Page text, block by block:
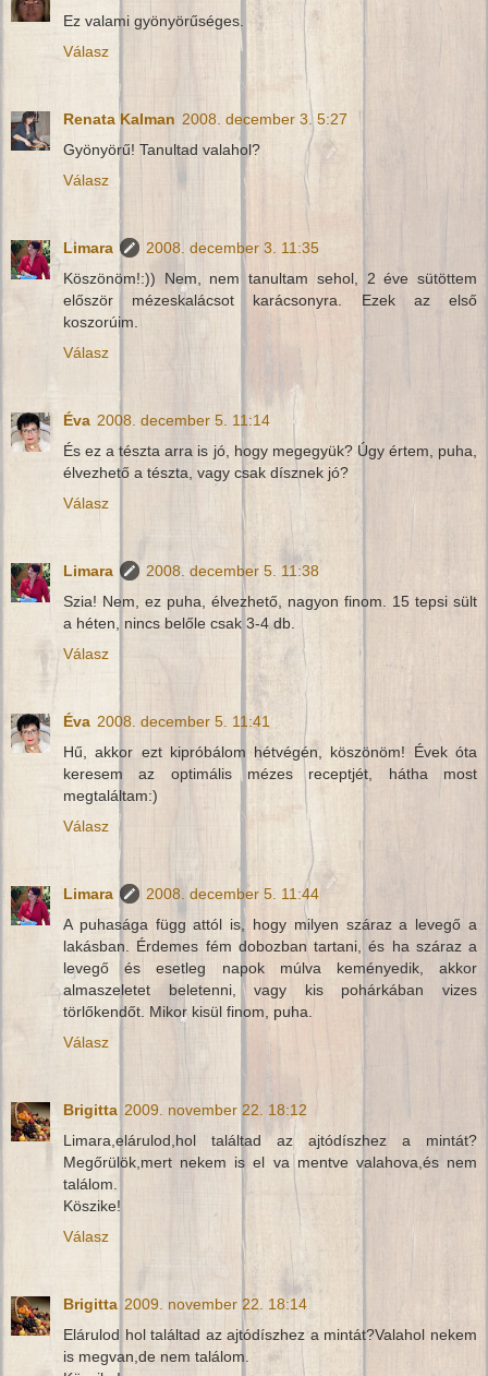
Ez valami gyönyörűséges.
Válasz
Renata Kalman 2008. december 3. 5:27
Gyönyörű! Tanultad valahol?
Válasz
Limara
2008. december 3. 11:35
Köszönöm!:)) Nem, nem tanultam sehol, 2 éve sütöttem
először mézeskalácsot karácsonyra. Ezek az első
koszorúim.
Válasz
Éva 2008. december 5. 11:14
És ez a tészta arra is jó, hogy megegyük? Úgy értem, puha,
élvezhető a tészta, vagy csak dísznek jó?
Válasz
Limara
2008. december 5. 11:38
Szia! Nem, ez puha, élvezhető, nagyon finom. 15 tepsi sült
a héten, nincs belőle csak 3-4 db.
Válasz
Éva 2008. december 5. 11:41
Hű, akkor ezt kipróbálom hétvégén, köszönöm! Évek óta
keresem az optimális mézes receptjét, hátha most
megtaláltam:)
Válasz
Limara
2008. december 5. 11:44
A puhasága függ attól is, hogy milyen száraz a levegő a
lakásban. Érdemes fém dobozban tartani, és ha száraz a
levegő és esetleg napok múlva keményedik, akkor
almaszeletet beletenni, vagy kis pohárkában vizes
törlőkendőt. Mikor kisül finom, puha.
Válasz
Brigitta 2009. november 22. 18:12
Limara,elárulod,hol találtad az ajtódíszhez a mintát?
Megőrülök,mert nekem is el va mentve valahova,és nem
találom.
Köszike!
Válasz
Brigitta 2009. november 22. 18:14
Elárulod hol találtad az ajtódíszhez a mintát?Valahol nekem
is megvan,de nem találom.